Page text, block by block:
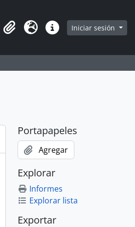
Portapapeles
Idioma Enlaces rápidos
Iniciar sesión
Portapapeles
Agregar
Explorar
Informes
Explorar lista
Exportar